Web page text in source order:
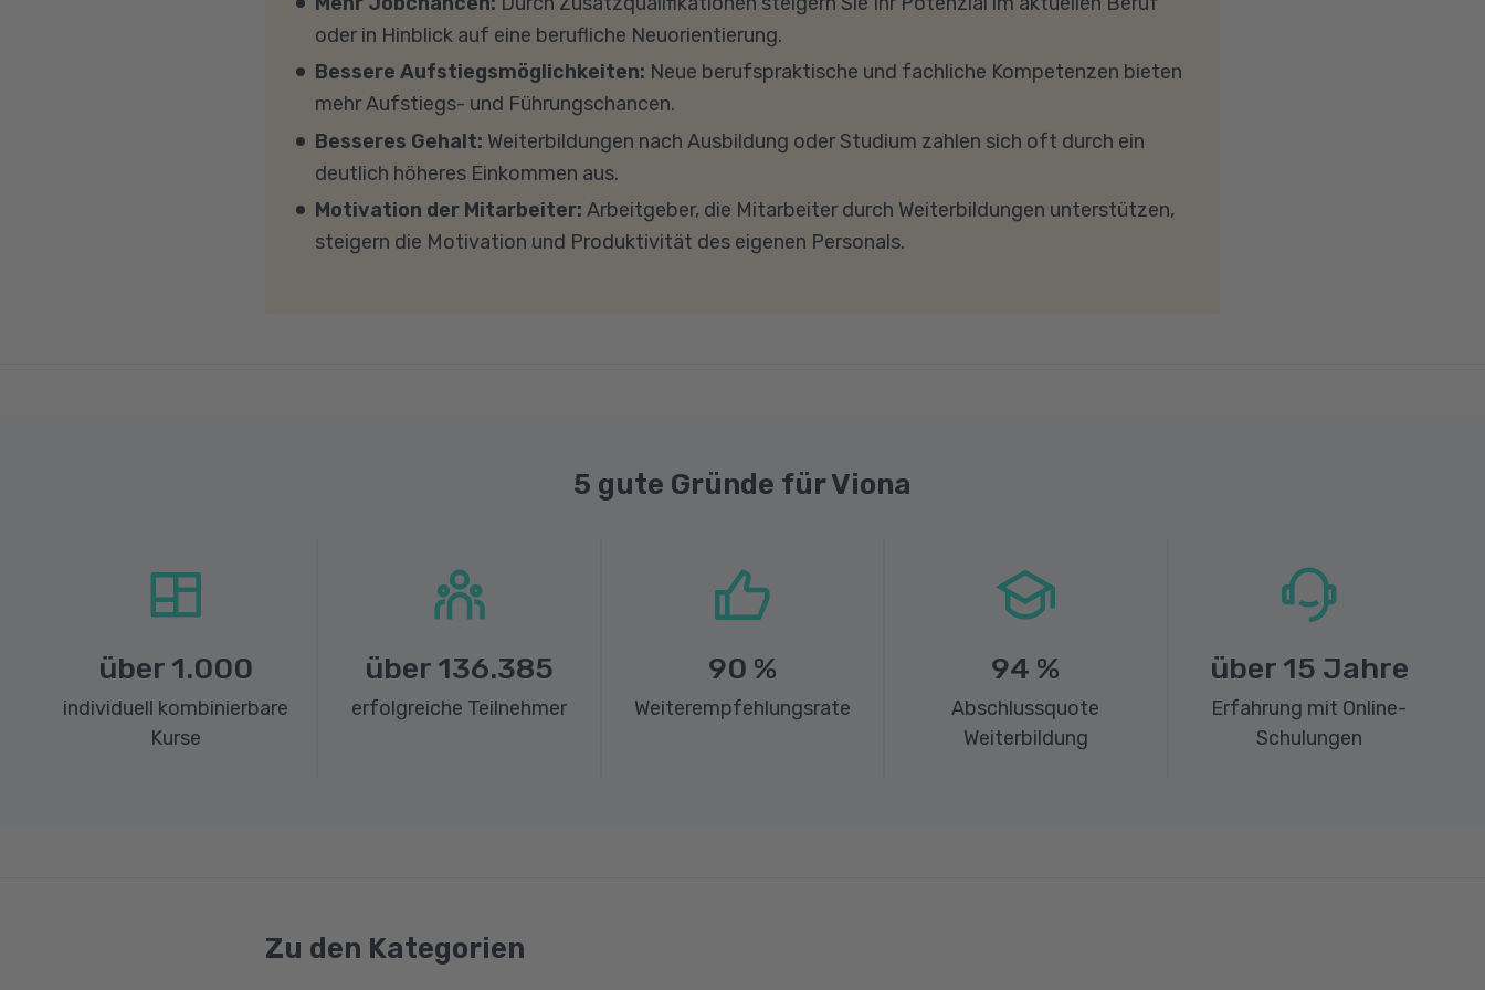
persönlichen Gespräch zu diesem Thema.
Windows 11, mindestens 8 GB Arbeitsspeicher (RAM) und einem aktuellen Mehrkern-Prozessor
(CPU). Der Unterricht findet in Microsoft Teams statt. Bitte achten Sie darauf, dass Ihre
Sicherheitsprogramme und -einstellungen (Anti-Viren-Programme, Firewalls etc.) die Verbindung
Übertragung eine gute Internetverbindung mit einer Download-Geschwindigkeit von mindestens 6
Fragen sprechen Sie uns gerne an.
oder in Hinblick auf eine berufliche Neuorientierung.
Bessere Aufstiegsmöglichkeiten: Neue berufspraktische und fachliche Kompetenzen bieten
mehr Aufstiegs- und Führungschancen.
Besseres Gehalt: Weiterbildungen nach Ausbildung oder Studium zahlen sich oft durch ein
deutlich höheres Einkommen aus.
Motivation der Mitarbeiter: Arbeitgeber, die Mitarbeiter durch Weiterbildungen unterstützen,
steigern die Motivation und Produktivität des eigenen Personals.
5 gute Gründe für Viona
über 1.000
individuell kombinierbare
Kurse
über 136.385
erfolgreiche Teilnehmer
90 %
Weiterempfehlungsrate
94 %
Abschlussquote
Weiterbildung
über 15 Jahre
Erfahrung mit Online-
Schulungen
Zu den Kategorien